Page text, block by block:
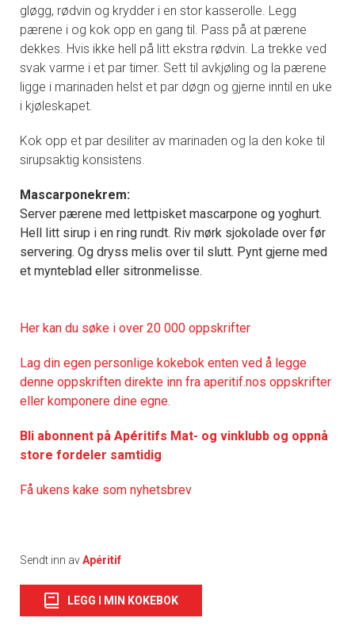
gløgg, rødvin og krydder i en stor kasserolle. Legg
pærene i og kok opp en gang til. Pass på at pærene
dekkes. Hvis ikke hell på litt ekstra rødvin. La trekke ved
svak varme i et par timer. Sett til avkjøling og la pærene
ligge i marinaden helst et par døgn og gjerne inntil en uke
i kjøleskapet.
Kok opp et par desiliter av marinaden og la den koke til
sirupsaktig konsistens.
Mascarponekrem:
Server pærene med lettpisket mascarpone og yoghurt.
Hell litt sirup i en ring rundt. Riv mørk sjokolade over før
servering. Og dryss melis over til slutt. Pynt gjerne med
et mynteblad eller sitronmelisse.
Her kan du søke i over 20 000 oppskrifter
Lag din egen personlige kokebok enten ved å legge
denne oppskriften direkte inn fra aperitif.nos oppskrifter
eller komponere dine egne.
Bli abonnent på Apéritifs Mat- og vinklubb og oppnå
store fordeler samtidig
Få ukens kake som nyhetsbrev
Sendt inn avApéritif
LEGG I MIN KOKEBOK